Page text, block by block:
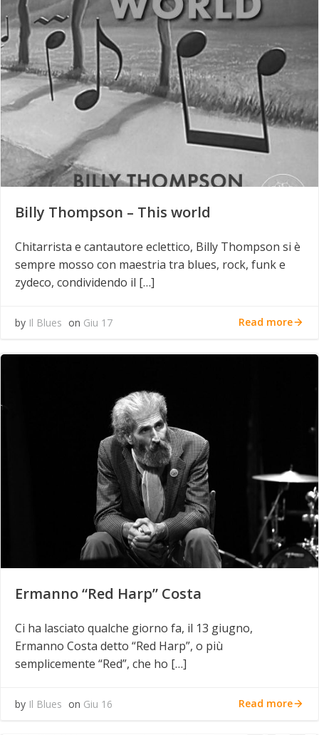
Billy Thompson – This world
Chitarrista e cantautore eclettico, Billy Thompson si è
sempre mosso con maestria tra blues, rock, funk e
zydeco, condividendo il […]
by Il Blues on Giu 17 Read more
Ermanno “Red Harp” Costa
Ci ha lasciato qualche giorno fa, il 13 giugno,
Ermanno Costa detto “Red Harp”, o più
semplicemente “Red”, che ho […]
by Il Blues on Giu 16 Read more